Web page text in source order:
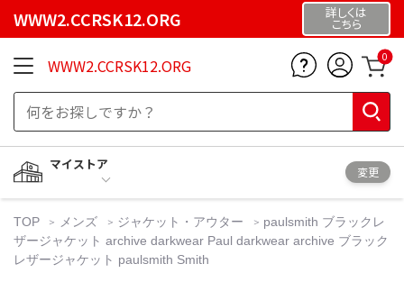
WWW2.CCRSK12.ORG 詳しくは
こちら
WWW2.CCRSK12.ORG 0
マイストア
変更
TOP メンズ ジャケット・アウター
paulsmith ブラックレ
ザージャケット archive darkwear Paul darkwear archive ブラック
レザージャケット paulsmith Smith